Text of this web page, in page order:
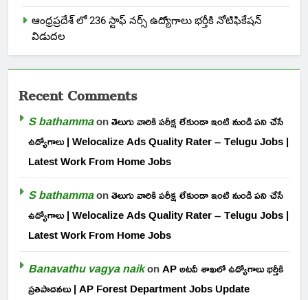
ఆంధ్రప్రదేశ్ లో 236 స్టాఫ్ నర్స్ ఉద్యోగాలు భర్తీకి నోటిఫికేషన్
విడుదల
Recent Comments
S bathammaonతెలుగు వారికి పరీక్ష లేకుండా ఇంటి నుండి పని చేసే
ఉద్యోగాలు | Welocalize Ads Quality Rater – Telugu Jobs |
Latest Work From Home Jobs
S bathammaonతెలుగు వారికి పరీక్ష లేకుండా ఇంటి నుండి పని చేసే
ఉద్యోగాలు | Welocalize Ads Quality Rater – Telugu Jobs |
Latest Work From Home Jobs
Banavathu vagya naikonAP అటవీ శాఖలో ఉద్యోగాలు భర్తీకి
ప్రతిపాదనలు | AP Forest Department Jobs Update